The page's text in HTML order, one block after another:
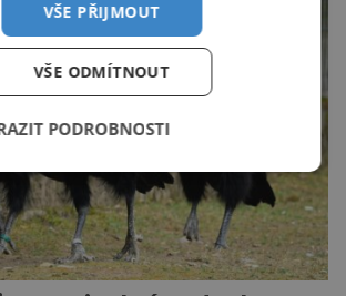
VŠE PŘIJMOUT
VŠE ODMÍTNOUT
PODROBNOSTI